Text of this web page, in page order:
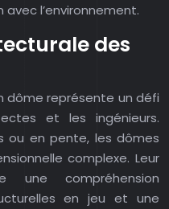
l’environnement.
des
dôme représente un défi
et les ingénieurs.
ou en pente, les dômes
complexe. Leur
une compréhension
en jeu et une